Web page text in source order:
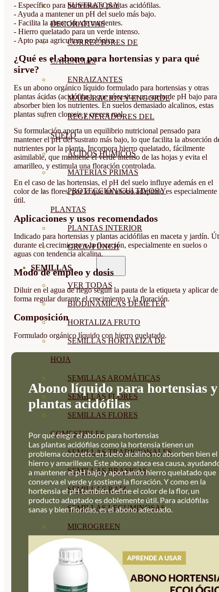
SUSTRATOS Y
DECORATIVAS
CORRECTORES DE
CARENCIAS
ENRAIZANTES
MADURACIÓN Y ENGORDE
REGENERADORES DEL
SUELO
ÁCIDOS HÚMICOS
MATERIAS PRIMAS
PROTECCIÓN CULTIVOS Y
PLANTAS
PLANTAS INTERIOR
GROWPUNCH
SEMILLAS
VER TODAS
BIODINÁMICAS DEMETER
HORTALIZA FRUTO
SEMILLAS HORTALIZA DE
HOJA
SEMILLAS AROMÁTICAS
SEMILLAS FLORES
SEMILLAS FLORES
COMESTIBLES
SEMILLAS TRADICIONALES
SEMILLAS BRASICAS
SEMILLAS RAÍZ
SEMILLAS LEGUMINOSAS
MICROGREEN
CUBIERTAS VEGETALES
TIRAS DE SEMILLAS
BOMBAS DE SEMILLAS
- Específico para hortensias y plantas acidófilas.
- Ayuda a mantener un pH del suelo más bajo.
- Facilita la absorción de nutrientes.
- Hierro quelatado para un verde intenso.
- Apto para agricultura ecológica.
¿Qué es el abono para hortensias y para qué
sirve?
Es un abono orgánico líquido formulado para hortensias y otras
plantas ácidas (acidófilas), que necesitan un suelo de pH bajo para
absorber bien los nutrientes. En suelos demasiado alcalinos, estas
plantas sufren clorosis y crecen mal.
Su formulación aporta un equilibrio nutricional pensado para
mantener el pH del sustrato más bajo, lo que facilita la absorción
nutrientes por la planta. Incorpora hierro quelatado, fácilmente
asimilable, que mantiene el verde intenso de las hojas y evita el
amarilleo, y estimula una floración controlada.
En el caso de las hortensias, el pH del suelo influye además en el
color de las flores, por lo que un abono adaptado es especialmente
útil.
Aplicaciones y usos recomendados
Indicado para hortensias y plantas acidófilas en maceta y jardín.
durante el crecimiento y la floración, especialmente en suelos o
aguas con tendencia alcalina.
Modo de empleo y dosis
Diluir en el agua de riego según la pauta de la etiqueta y aplicar de
forma regular durante el crecimiento y la floración.
Composición
Formulado orgánico líquido con hierro quelatado.
Abono líquido para hortensias y
plantas acidófilas
Por qué elegir el abono para hortensias
Las plantas acidófilas como la hortensia tienen un
problema concreto: en suelo alcalino no absorben bien el
hierro y amarillean. Este abono ataca esa causa,
a mantener el pH bajo y aportando hierro quelatado que
conserva el verde y sostiene la floración. Y como en la
hortensia el pH también define el color de la flor, un
producto adaptado es doblemente útil. Para acidófilas
sanas y bien floridas, es el abono adecuado.